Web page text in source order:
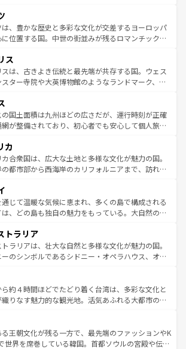
地方によって風土や気候が異なるスペインはその個
性で訪れる人を魅了する。 なお、新着のスペイン情報は コ
ツ一覧を参照してほしい。
広い魅力が詰まっている。華麗な宮殿、歴史的な大
美しいビーチ、そして豊かな自然が、訪れる者を心
了する。また、フランスは美食の国としても知ら
ャンパンの発祥地であるランス、プロヴァンスの
いラベンダー畑など、多彩な楽しみ方が可能だ。さ
パリ以外の地域にも魅力が溢れており、どの街角に
方に足を運ぶとそれぞれで全く異なる文化を体験で
きるだろう。 なお、新着のフランス情報はコンテンツ一覧
てほしい。
は、豊かな歴史と多彩な文化が交差するヨーロッパ
に位置する国。中世の街並みが残るロマンチック街
この国は、どこを歩いても飽きることがない。ベ
の文化的活気、バイエルン州のアルプスの絶景、そ
イン川沿いのワイン畑といった風景は必見。ビール
好きな人にはぜひ体験してほしい。 なお、新着の
情報はコンテンツ一覧を参照してほしい。
ス
スは、古きよき伝統と最先端が共存する国。ウェス
スター寺院や大英博物館のようなランドマーク、歴
とに異なる魅力がある。また、優雅なアフタヌーン
、ビール好きにはたまらない英国パブ、サッカー観
、本場だからこそできる体験も豊富。イギリスを旅
覧を参照してほしい。
の国土面積は九州ほどの広さだが、運行時刻が正確
網が整備されており、初心者でも安心して個人旅行
そのまま残る町や、スイスならではのユニークな
あり、アルプス観光だけでなく町歩きも満喫する
できる。国民の所得が高いため物価も高いが、旅行
通費無料で観光を楽しむこともできる。 なお、新
イス情報はコンテンツ一覧 を参照してほしい。
カ
合衆国は、広大な土地と多様な文化が魅力の国。
の都市部から西海岸のカリフォルニアまで、訪れる
巨大都市は、観光、ショッピング、エンターテイ
トが詰まった刺激的なスポットだ。一方、アメリカ
は大自然が広がり、グランドキャニオンやイエロー
ーオーリンズでは、音楽と美食が融合した独特の
力。旅行者はアメリカの各地域で異なる魅力を楽
がら、その多様性と豊かな歴史を感じることができ
贅沢な旅のスタイルだ。 なお、新着のアメリカ
コンテンツ一覧を参照してほしい。
通じて温暖な気候に恵まれ、多くの島で構成される
は、どの島も独自の魅力をもっている。大自然の神
見逃せない。また、定番の観光地といえばオアフ
静かな自然を求めるならマウイ島やカウアイ島が
め。エメラルドグリーンに輝く海をはじめ、豊かな
てなしの心で訪れる人々を迎えてくれるハワイの
おいしいローカルフードやハワイアンミュージッ
統的なフラダンスなど、すべてがハワイの魅力を彩
に味わってほしい。 なお、新着のハワイ情報
テンツ一覧を参照してほしい。
トラリア
ラリアは、壮大な自然と多様な文化が魅力の国。
ーのシンボルであるシドニー・オペラハウス、オー
フや大陸中央部にそびえるウルル（エアーズロッ
タスマニアの美しい原生林やケアンズの熱帯雨林な
どころがたくさん。また、カフェやワイン、オージ
クティビティも充実しており、サーフィンやダイ
、ハイキングなど、アウトドア好きにはたまらな
ストラリアの多彩な魅力を存分に味わいつくそ
ら約４時間ほどでたどり着く台湾は、多彩な文化と
織りなす魅力的な観光地。活気あふれる大都市の台
ひつな山岳地帯である台湾東部など、都市の喧騒
の静けさが共存しており、訪れる人に新しい発見と
たらしてくれる。また、奥深い台湾の食文化も魅
る王朝文化が残る一方で、最先端のファッションやK
世界を席巻している韓国。首都ソウルの宮殿や伝統